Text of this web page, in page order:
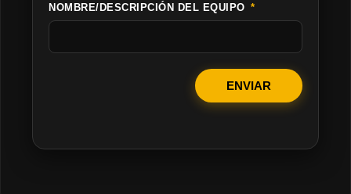
NOMBRE/DESCRIPCIÓN DEL EQUIPO
ENVIAR